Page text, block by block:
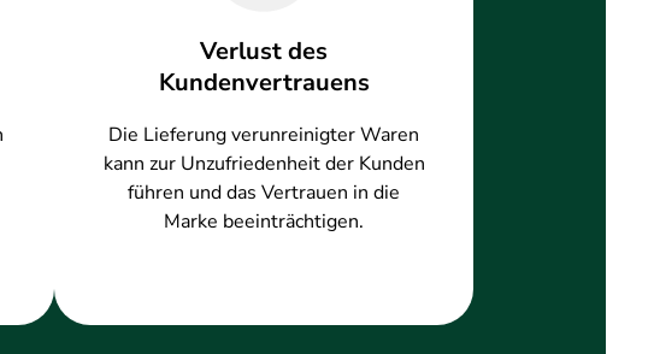
Verlust des
Kundenvertrauens
Die Lieferung verunreinigter Waren
kann zur Unzufriedenheit der Kunden
führen und das Vertrauen in die
Marke beeinträchtigen.